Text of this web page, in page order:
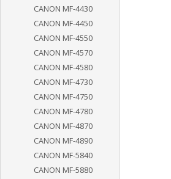
CANON MF-4430
CANON MF-4450
CANON MF-4550
CANON MF-4570
CANON MF-4580
CANON MF-4730
CANON MF-4750
CANON MF-4780
CANON MF-4870
CANON MF-4890
CANON MF-5840
CANON MF-5880